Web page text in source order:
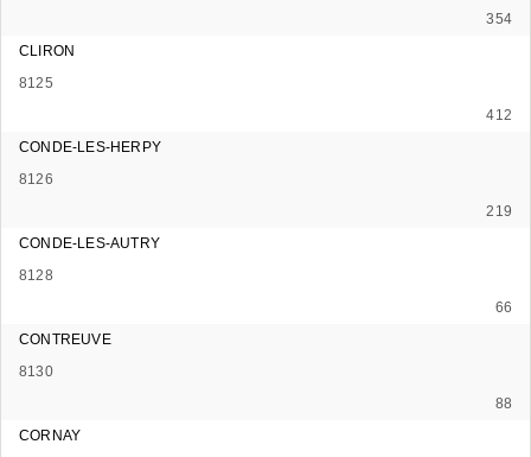
354
CLIRON
8125
412
CONDE-LES-HERPY
8126
219
CONDE-LES-AUTRY
8128
66
CONTREUVE
8130
88
CORNAY